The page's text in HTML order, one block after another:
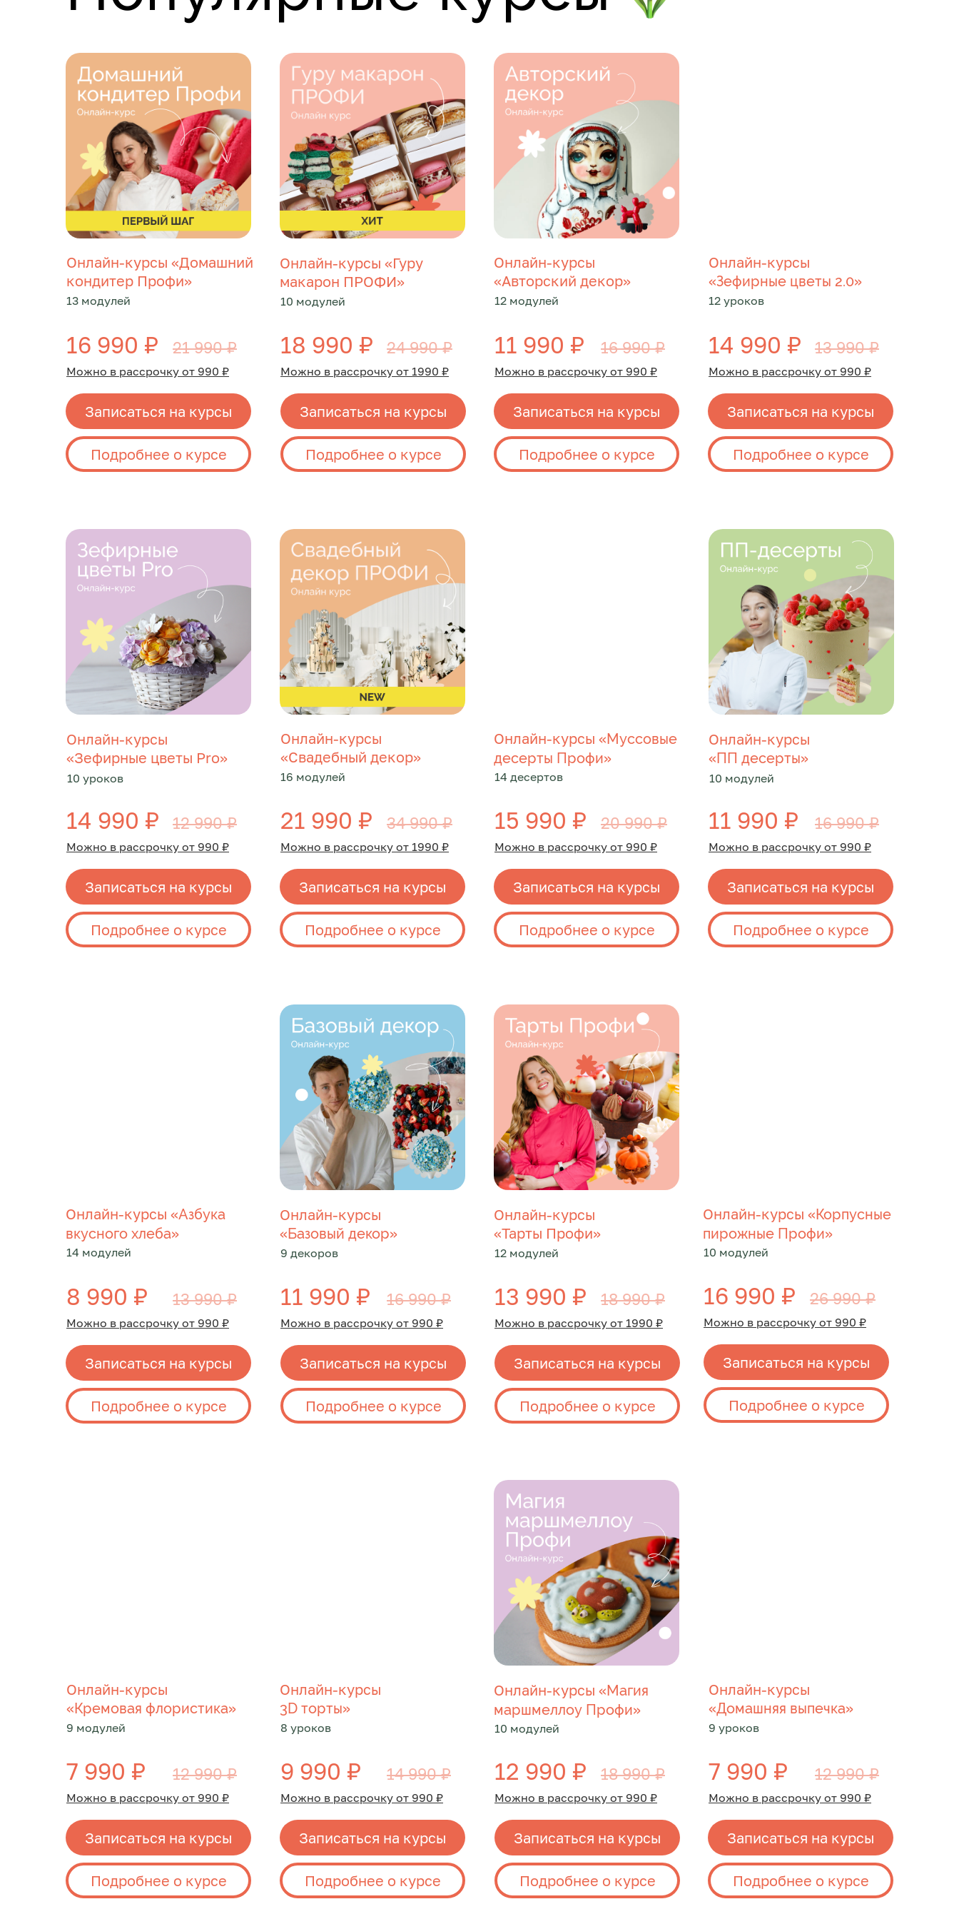
13 модулей
Онлайн-курсы «Домашний
кондитер Профи»
Подробнее о курсе
Записаться на курсы
16 990 ₽
Можно в рассрочку от 990 ₽
21 990 ₽
Онлайн-курсы «Гуру
макарон ПРОФИ»
10 модулей
24 990 ₽
18 990 ₽
Подробнее о курсе
Записаться на курсы
Можно в рассрочку от 1990 ₽
Онлайн-курсы
«Авторский декор»
12 модулей
Подробнее о курсе
Записаться на курсы
11 990 ₽
Можно в рассрочку от 990 ₽
16 990 ₽
12 уроков
Онлайн-курсы
«Зефирные цветы 2.0»
Подробнее о курсе
Записаться на курсы
14 990 ₽
Можно в рассрочку от 990 ₽
13 990 ₽
Онлайн-курсы
«ПП десерты»
10 модулей
Подробнее о курсе
Можно в рассрочку от 990 ₽
16 990 ₽
Онлайн-курсы «Муссовые
десерты Профи»
14 десертов
Подробнее о курсе
Записаться на курсы
15 990 ₽
Можно в рассрочку от 990 ₽
20 990 ₽
Онлайн-курсы
«Зефирные цветы Pro»
10 уроков
Подробнее о курсе
Записаться на курсы
14 990 ₽
Можно в рассрочку от 990 ₽
12 990 ₽
Записаться на курсы
11 990 ₽
16 модулей
Онлайн-курсы
«Свадебный декор»
Подробнее о курсе
Записаться на курсы
21 990 ₽
Можно в рассрочку от 1990 ₽
34 990 ₽
Онлайн-курсы
«Тарты Профи»
12 модулей
18 990 ₽
13 990 ₽
Подробнее о курсе
Записаться на курсы
Можно в рассрочку от 1990 ₽
Онлайн-курсы
«Базовый декор»
9 декоров
16 990 ₽
11 990 ₽
Подробнее о курсе
Онлайн-курсы «Азбука
вкусного хлеба»
14 модулей
Подробнее о курсе
Записаться на курсы
8 990 ₽
Можно в рассрочку от 990 ₽
13 990 ₽
Записаться на курсы
Можно в рассрочку от 990 ₽
Онлайн-курсы «Корпусные
пирожные Профи»
10 модулей
26 990 ₽
16 990 ₽
Подробнее о курсе
Записаться на курсы
Можно в рассрочку от 990 ₽
Онлайн-курсы «Магия
маршмеллоу Профи»
10 модулей
18 990 ₽
12 990 ₽
Подробнее о курсе
Записаться на курсы
Можно в рассрочку от 990 ₽
9 модулей
Онлайн-курсы
«Кремовая флористика»
Подробнее о курсе
Записаться на курсы
7 990 ₽
Можно в рассрочку от 990 ₽
12 990 ₽
Онлайн-курсы
3D торты»
8 уроков
Подробнее о курсе
Записаться на курсы
9 990 ₽
Можно в рассрочку от 990 ₽
14 990 ₽
9 уроков
Онлайн-курсы
«Домашняя выпечка»
Подробнее о курсе
Записаться на курсы
7 990 ₽
Можно в рассрочку от 990 ₽
12 990 ₽